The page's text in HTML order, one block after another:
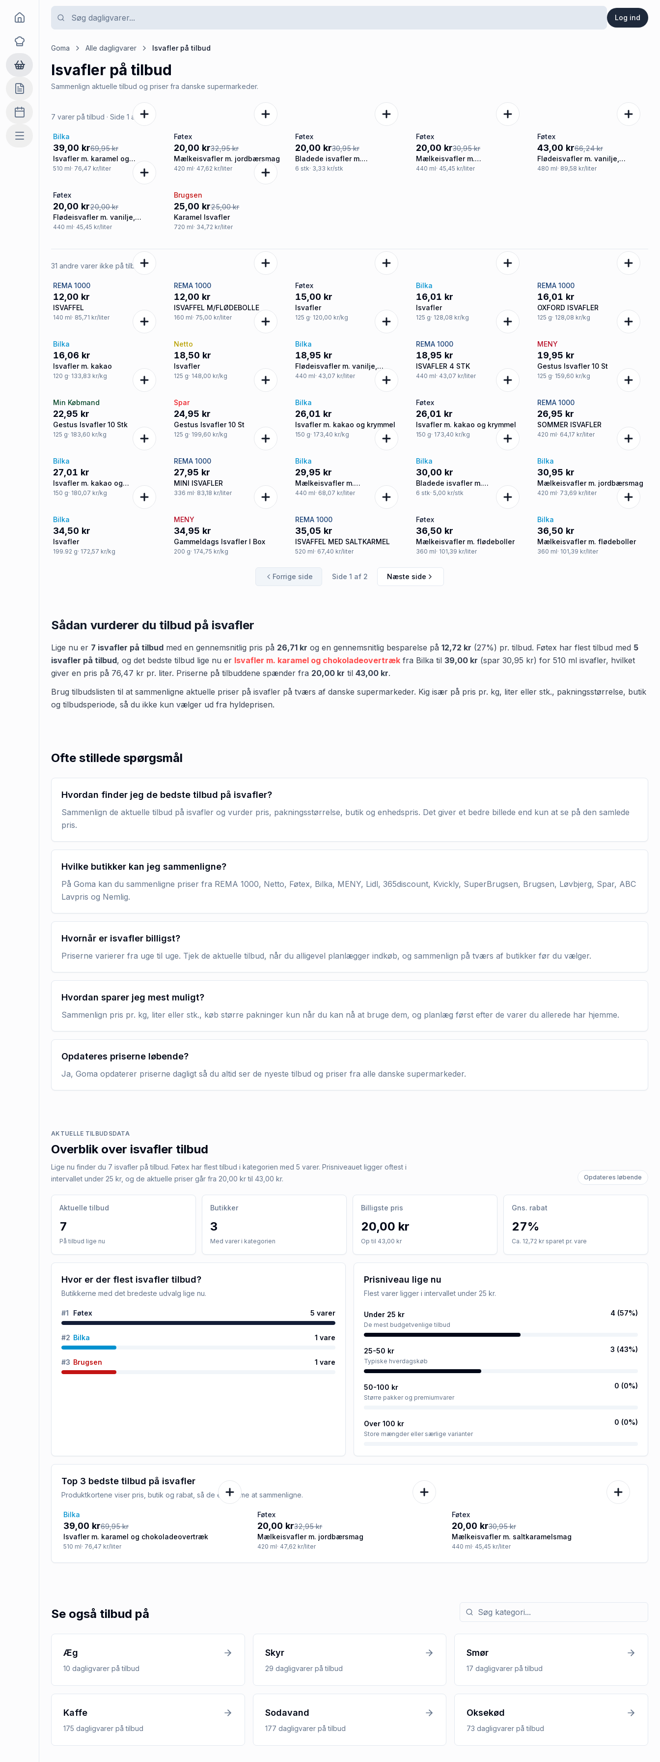
Log ind
Goma
Opskrifter
Dagligvarer
Indkøbslisten
Madplan
Mere
Goma Alle dagligvarer Isvaflerpå tilbud
Isvafler på tilbud
Sammenlign aktuelle tilbud og priser fra danske supermarkeder.
7 varer på tilbud · Side 1 af 2
-44%
Bilka
39,00 kr69,95 kr
Isvafler m. karamel og
chokoladeovertræk
510 ml· 76,47 kr/liter
-39%
Føtex
20,00 kr32,95 kr
Mælkeisvafler m. jordbærsmag
420 ml· 47,62 kr/liter
-35%
Føtex
20,00 kr30,95 kr
Bladede isvafler m.
saltkaramelsmag, mangosmag
6 stk· 3,33 kr/stk
-35%
Føtex
20,00 kr30,95 kr
Mælkeisvafler m.
saltkaramelsmag
440 ml· 45,45 kr/liter
-35%
Føtex
43,00 kr66,24 kr
Flødeisvafler m. vanilje,
chokolade og hasselnødder
480 ml· 89,58 kr/liter
Tilbud
Føtex
20,00 kr20,00 kr
Flødeisvafler m. vanilje,
chokolade og hasselnødder
440 ml· 45,45 kr/liter
Tilbud
Brugsen
25,00 kr25,00 kr
Karamel Isvafler
720 ml· 34,72 kr/liter
31 andre varer ikke på tilbud
REMA 1000
12,00 kr
ISVAFFEL
140 ml· 85,71 kr/liter
REMA 1000
12,00 kr
ISVAFFEL M/FLØDEBOLLE
160 ml· 75,00 kr/liter
Føtex
15,00 kr
Isvafler
125 g· 120,00 kr/kg
Bilka
16,01 kr
Isvafler
125 g· 128,08 kr/kg
REMA 1000
16,01 kr
OXFORD ISVAFLER
125 g· 128,08 kr/kg
Bilka
16,06 kr
Isvafler m. kakao
120 g· 133,83 kr/kg
Netto
18,50 kr
Isvafler
125 g· 148,00 kr/kg
Bilka
18,95 kr
Flødeisvafler m. vanilje,
chokolade og hasselnødder
440 ml· 43,07 kr/liter
REMA 1000
18,95 kr
ISVAFLER 4 STK
440 ml· 43,07 kr/liter
MENY
19,95 kr
Gestus Isvafler 10 St
125 g· 159,60 kr/kg
Min Købmand
22,95 kr
Gestus Isvafler 10 Stk
125 g· 183,60 kr/kg
Spar
24,95 kr
Gestus Isvafler 10 St
125 g· 199,60 kr/kg
Bilka
26,01 kr
Isvafler m. kakao og krymmel
150 g· 173,40 kr/kg
Føtex
26,01 kr
Isvafler m. kakao og krymmel
150 g· 173,40 kr/kg
REMA 1000
26,95 kr
SOMMER ISVAFLER
420 ml· 64,17 kr/liter
Bilka
27,01 kr
Isvafler m. kakao og
hasselnøddekrymmel
150 g· 180,07 kr/kg
REMA 1000
27,95 kr
MINI ISVAFLER
336 ml· 83,18 kr/liter
Bilka
29,95 kr
Mælkeisvafler m.
saltkaramelsmag
440 ml· 68,07 kr/liter
Bilka
30,00 kr
Bladede isvafler m.
saltkaramelsmag, mangosmag
6 stk· 5,00 kr/stk
Bilka
30,95 kr
Mælkeisvafler m. jordbærsmag
420 ml· 73,69 kr/liter
Bilka
34,50 kr
Isvafler
199.92 g· 172,57 kr/kg
MENY
34,95 kr
Gammeldags Isvafler I Box
200 g· 174,75 kr/kg
REMA 1000
35,05 kr
ISVAFFEL MED SALTKARMEL
520 ml· 67,40 kr/liter
Føtex
36,50 kr
Mælkeisvafler m. flødeboller
360 ml· 101,39 kr/liter
Bilka
36,50 kr
Mælkeisvafler m. flødeboller
360 ml· 101,39 kr/liter
Forrige side Side 1 af 2 Næste side
Sådan vurderer du tilbud på isvafler
Lige nu er 7 isvafler på tilbud med en gennemsnitlig pris på 26,71 kr og en gennemsnitlig besparelse på 12,72 kr (27%) pr. tilbud. Føtex har flest tilbud med 5
isvafler på tilbud, og det bedste tilbud lige nu er Isvafler m. karamel og chokoladeovertræk fra Bilka til 39,00 kr (spar 30,95 kr) for 510 ml isvafler, hvilket
giver en pris på 76,47 kr pr. liter. Priserne på tilbuddene spænder fra 20,00 kr til 43,00 kr.
Brug tilbudslisten til at sammenligne aktuelle priser på isvafler på tværs af danske supermarkeder. Kig især på pris pr. kg, liter eller stk., pakningsstørrelse, butik
og tilbudsperiode, så du ikke kun vælger ud fra hyldeprisen.
Ofte stillede spørgsmål
Hvordan finder jeg de bedste tilbud på isvafler?
Sammenlign de aktuelle tilbud på isvafler og vurder pris, pakningsstørrelse, butik og enhedspris. Det giver et bedre billede end kun at se på den samlede
pris.
Hvilke butikker kan jeg sammenligne?
På Goma kan du sammenligne priser fra REMA 1000, Netto, Føtex, Bilka, MENY, Lidl, 365discount, Kvickly, SuperBrugsen, Brugsen, Løvbjerg, Spar, ABC
Lavpris og Nemlig.
Hvornår er isvafler billigst?
Priserne varierer fra uge til uge. Tjek de aktuelle tilbud, når du alligevel planlægger indkøb, og sammenlign på tværs af butikker før du vælger.
Hvordan sparer jeg mest muligt?
Sammenlign pris pr. kg, liter eller stk., køb større pakninger kun når du kan nå at bruge dem, og planlæg først efter de varer du allerede har hjemme.
Opdateres priserne løbende?
Ja, Goma opdaterer priserne dagligt så du altid ser de nyeste tilbud og priser fra alle danske supermarkeder.
AKTUELLE TILBUDSDATA
Overblik over isvafler tilbud
Lige nu finder du 7 isvafler på tilbud. Føtex har flest tilbud i kategorien med 5 varer. Prisniveauet ligger oftest i
intervallet under 25 kr, og de aktuelle priser går fra 20,00 kr til 43,00 kr.
Opdateres løbende
Aktuelle tilbud
7
På tilbud lige nu
Butikker
3
Med varer i kategorien
Billigste pris
20,00 kr
Op til 43,00 kr
Gns. rabat
27%
Ca. 12,72 kr sparet pr. vare
Hvor er der flest isvafler tilbud?
Butikkerne med det bredeste udvalg lige nu.
#1 Føtex 5 varer
#2 Bilka 1 vare
#3 Brugsen 1 vare
Prisniveau lige nu
Flest varer ligger i intervallet under 25 kr.
Under 25 kr
De mest budgetvenlige tilbud
4 (57%)
25-50 kr
Typiske hverdagskøb
3 (43%)
50-100 kr
Større pakker og premiumvarer
0 (0%)
Over 100 kr
Store mængder eller særlige varianter
0 (0%)
Top 3 bedste tilbud på isvafler
Produktkortene viser pris, butik og rabat, så de er nemme at sammenligne.
-44%
Bilka
39,00 kr69,95 kr
Isvafler m. karamel og chokoladeovertræk
510 ml· 76,47 kr/liter
-39%
Føtex
20,00 kr32,95 kr
Mælkeisvafler m. jordbærsmag
420 ml· 47,62 kr/liter
-35%
Føtex
20,00 kr30,95 kr
Mælkeisvafler m. saltkaramelsmag
440 ml· 45,45 kr/liter
Se også tilbud på Søg efter kategori med tilbud
Æg
10 dagligvarer på tilbud
Skyr
29 dagligvarerpå tilbud
Smør
17 dagligvarer på tilbud
Kaffe
175 dagligvarer på tilbud
Sodavand
177 dagligvarerpå tilbud
Oksekød
73 dagligvarer på tilbud